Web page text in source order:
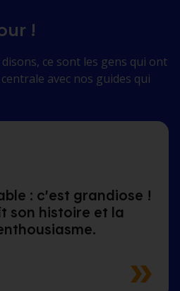
!
disons, ce sont les gens qui ont
avec nos guides qui
: c’est grandiose !
son histoire et la